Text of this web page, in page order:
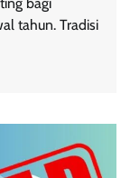
bagi
tahun. Tradisi